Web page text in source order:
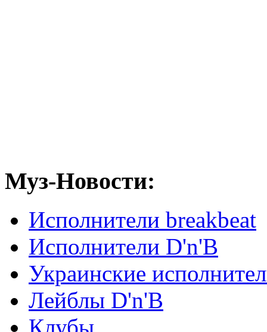
Муз-Новости:
Исполнители breakbeat
Исполнители D'n'B
Украинские
Лейблы D'n'B
Клубы